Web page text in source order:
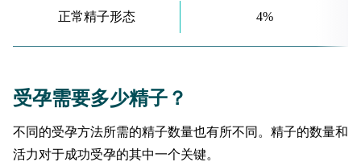
正常精子形态 4%
受孕需要多少精子？
不同的受孕方法所需的精子数量也有所不同。精子的数量和
活力对于成功受孕的其中一个关键。